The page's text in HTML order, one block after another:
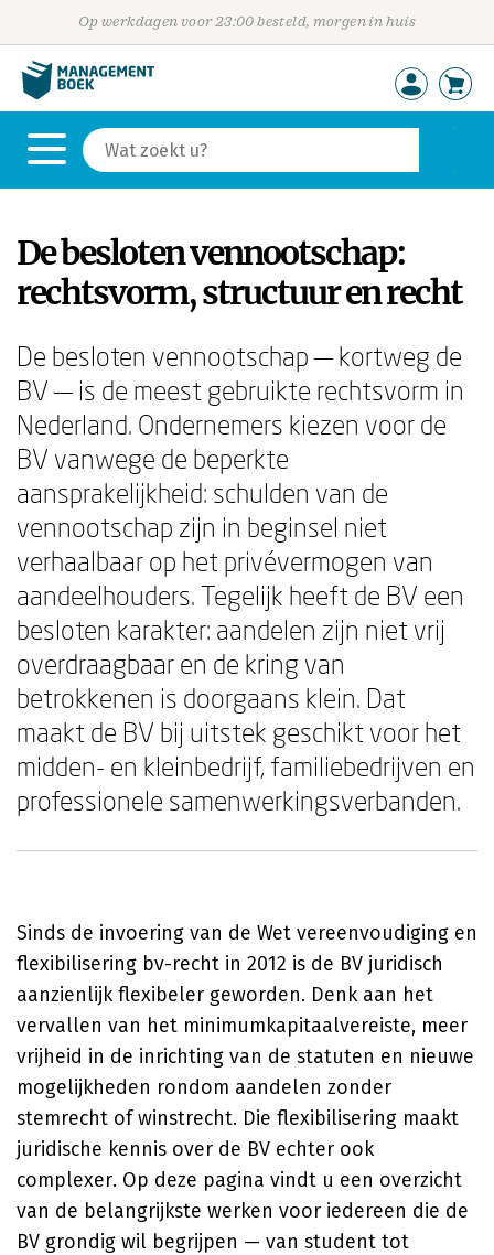
Op werkdagen voor 23:00 besteld, morgen in huis
De besloten vennootschap:
rechtsvorm, structuur en recht
De besloten vennootschap — kortweg de
BV — is de meest gebruikte rechtsvorm in
Nederland. Ondernemers kiezen voor de
BV vanwege de beperkte
aansprakelijkheid: schulden van de
vennootschap zijn in beginsel niet
verhaalbaar op het privévermogen van
aandeelhouders. Tegelijk heeft de BV een
besloten karakter: aandelen zijn niet vrij
overdraagbaar en de kring van
betrokkenen is doorgaans klein. Dat
maakt de BV bij uitstek geschikt voor het
midden- en kleinbedrijf, familiebedrijven en
professionele samenwerkingsverbanden.
Sinds de invoering van de Wet vereenvoudiging en
flexibilisering bv-recht in 2012 is de BV juridisch
aanzienlijk flexibeler geworden. Denk aan het
vervallen van het minimumkapitaalvereiste, meer
vrijheid in de inrichting van de statuten en nieuwe
mogelijkheden rondom aandelen zonder
stemrecht of winstrecht. Die flexibilisering maakt
juridische kennis over de BV echter ook
complexer. Op deze pagina vindt u een overzicht
van de belangrijkste werken voor iedereen die de
BV grondig wil begrijpen — van student tot